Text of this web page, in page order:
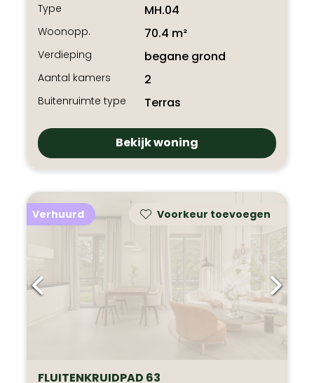
Type MH.04
Woonopp. 70.4 m²
Verdieping begane grond
Aantal kamers 2
Buitenruimte type Terras
Bekijk woning
Voorkeur toevoegen
Verhuurd
FLUITENKRUIDPAD 63